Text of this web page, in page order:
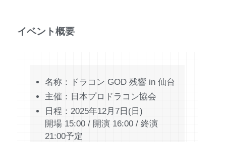
イベント概要
名称：ドラコン GOD 残響 in 仙台
主催：日本プロドラコン協会
日程：2025年12月7日(日)
開場 15:00 / 開演 16:00 / 終演
21:00予定